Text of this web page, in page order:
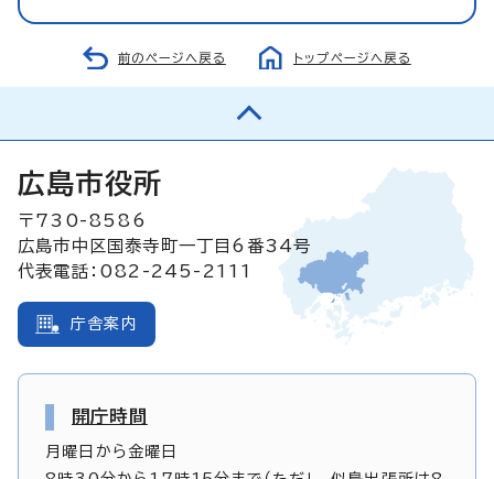
前のページへ戻る トップページへ戻る
広島市役所
〒730-8586
広島市中区国泰寺町一丁目6番34号
代表電話：082-245-2111
庁舎案内
開庁時間
月曜日から金曜日